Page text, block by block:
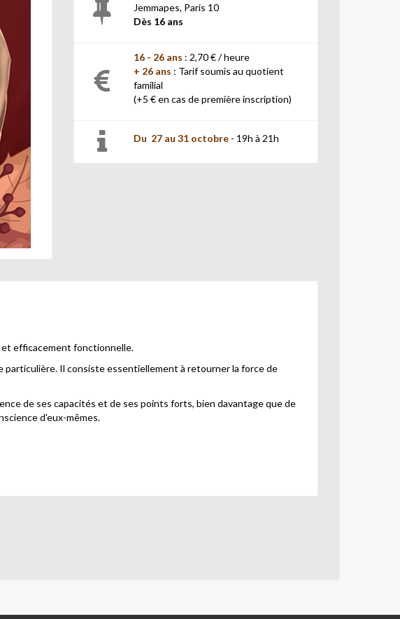
Jemmapes, Paris 10
Dès 16 ans
16 - 26 ans : 2,70 € / heure
+ 26 ans : Tarif soumis au quotient
familial
(+5 € en cas de première inscription)
Du 27 au 31 octobre - 19h à 21h
et efficacement fonctionnelle.
Il consiste essentiellement à retourner la force de
de ses capacités et de ses points forts, bien davantage que de
d'eux-mêmes.